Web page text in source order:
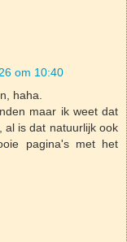
om 10:40
haha.
maar ik weet dat
al is dat natuurlijk ook
pagina's met het